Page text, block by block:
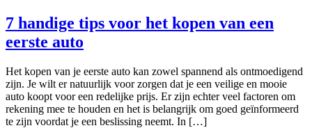
7 handige tips voor het kopen van een
eerste auto
Het kopen van je eerste auto kan zowel spannend als ontmoedigend
zijn. Je wilt er natuurlijk voor zorgen dat je een veilige en mooie
auto koopt voor een redelijke prijs. Er zijn echter veel factoren om
rekening mee te houden en het is belangrijk om goed geïnformeerd
te zijn voordat je een beslissing neemt. In […]